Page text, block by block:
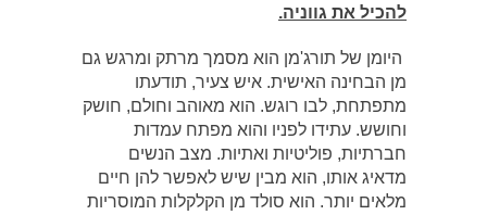
להכיל את גווניה.
היומן של תורג'מן הוא מסמך מרתק ומרגש גם
מן הבחינה האישית. איש צעיר, תודעתו
מתפתחת, לבו רוגש. הוא מאוהב וחולם, חושק
וחושש. עתידו לפניו והוא מפתח עמדות
חברתיות, פוליטיות ואתיות. מצב הנשים
מדאיג אותו, הוא מבין שיש לאפשר להן חיים
מלאים יותר. הוא סולד מן הקלקלות המוסריות